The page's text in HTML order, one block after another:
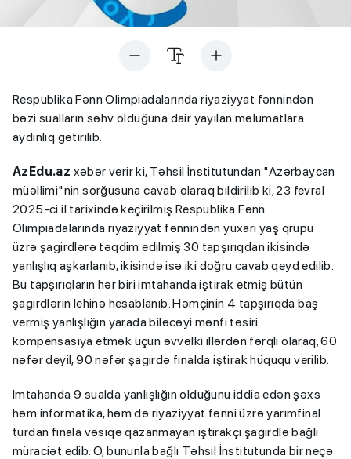
Respublika Fənn Olimpiadalarında riyaziyyat fənnindən
bəzi sualların səhv olduğuna dair yayılan məlumatlara
aydınlıq gətirilib.
AzEdu.az xəbər verir ki, Təhsil İnstitutundan "Azərbaycan
müəllimi"nin sorğusuna cavab olaraq bildirilib ki, 23 fevral
2025-ci il tarixində keçirilmiş Respublika Fənn
Olimpiadalarında riyaziyyat fənnindən yuxarı yaş qrupu
üzrə şagirdlərə təqdim edilmiş 30 tapşırıqdan ikisində
yanlışlıq aşkarlanıb, ikisində isə iki doğru cavab qeyd edilib.
Bu tapşırıqların hər biri imtahanda iştirak etmiş bütün
şagirdlərin lehinə hesablanıb. Həmçinin 4 tapşırıqda baş
vermiş yanlışlığın yarada biləcəyi mənfi təsiri
kompensasiya etmək üçün əvvəlki illərdən fərqli olaraq, 60
nəfər deyil, 90 nəfər şagirdə finalda iştirak hüququ verilib.
İmtahanda 9 sualda yanlışlığın olduğunu iddia edən şəxs
həm informatika, həm də riyaziyyat fənni üzrə yarımfinal
turdan finala vəsiqə qazanmayan iştirakçı şagirdlə bağlı
müraciət edib. O, bununla bağlı Təhsil İnstitutunda bir neçə